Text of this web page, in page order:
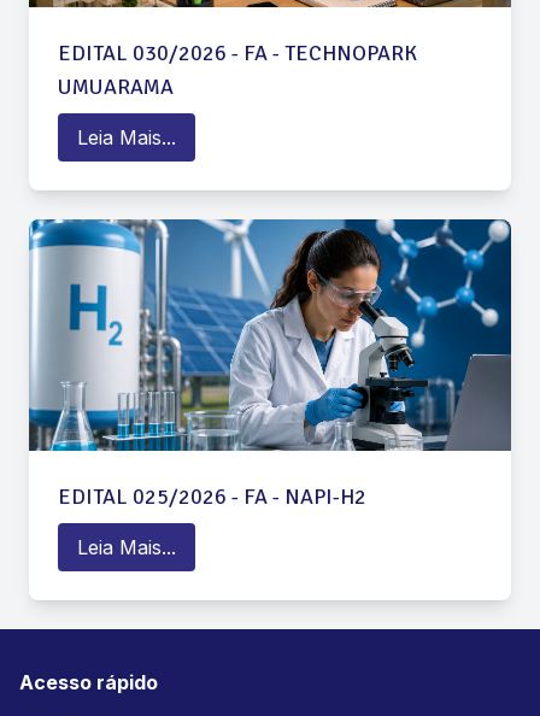
EDITAL 030/2026 - FA - TECHNOPARK
UMUARAMA
Leia Mais...
EDITAL 025/2026 - FA - NAPI-H2
Leia Mais...
Acesso rápido